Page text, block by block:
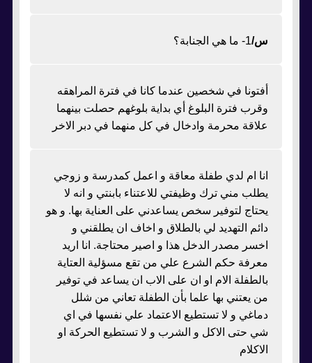
س/1- ما هي الجنابة؟
أفتونا في شخصين عندما كانا في فترة المراهقه
وقرب فترة البلوغ أي بداية بلوغهم حصلت بينهما
علاقة محرمة وادخال في كل منهما في دبر الاخر
انا ام لدي طفلة معاقة و اعمل كمدرسة و زوجي
يطلب مني ترك وظيفتي للاعتناء بابنتي و انه لا
يحتاج لتوفير سخص يساعدني على العناية بها. و هو
دائم التهديد لي بالطلاق و اخاف ان يطلقني و
اخسر مصدر الدخل هذا و اصير محتاجة. انا اريد
معرفة حكم الشرع علي من تقع مسؤلية العتاية
بالطفلة الام او ان على الاب ان يساعد في توفير
من يعتني بها علما بأن الطفلة تعاني من شلل
دماغي و لا تستطيع الاعتماد علي نفسها في اي
شي حتى الاكل و الشرب و لا تستطيع الحركة او
الاكلام